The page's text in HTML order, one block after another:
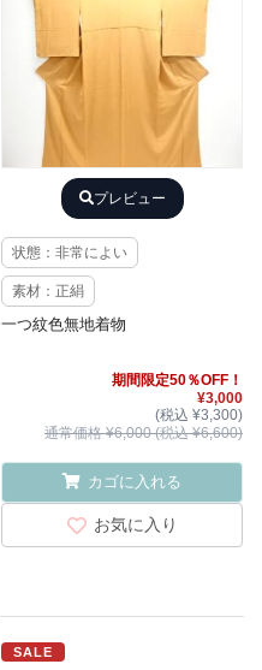
プレビュー
状態：非常によい
素材：正絹
一つ紋色無地着物
期間限定50％OFF！
¥3,000
(税込 ¥3,300)
通常価格 ¥6,000 (税込 ¥6,600)
カゴに入れる
お気に入り
SALE